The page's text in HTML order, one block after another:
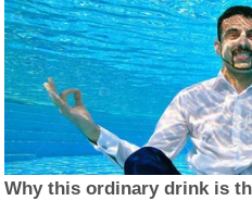
Why this ordinary drink is